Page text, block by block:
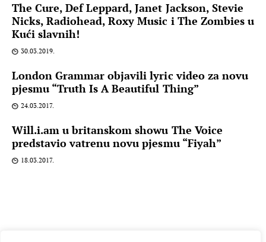
The Cure, Def Leppard, Janet Jackson, Stevie
Nicks, Radiohead, Roxy Music i The Zombies u
Kući slavnih!
30.03.2019.
London Grammar objavili lyric video za novu
pjesmu “Truth Is A Beautiful Thing”
24.03.2017.
Will.i.am u britanskom showu The Voice
predstavio vatrenu novu pjesmu “Fiyah”
18.03.2017.